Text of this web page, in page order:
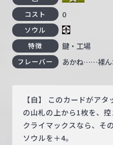
コスト 0
ソウル
特徴 鍵・工場
フレーバー あかね……裸ん
【自】 このカードがア
の山札の上から1枚を、
クライマックスなら、そ
ソウルを＋4。